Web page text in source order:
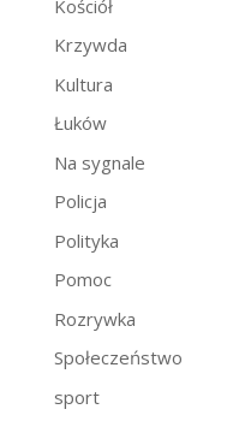
Kościół
Krzywda
Kultura
Łuków
Na sygnale
Policja
Polityka
Pomoc
Rozrywka
Społeczeństwo
sport